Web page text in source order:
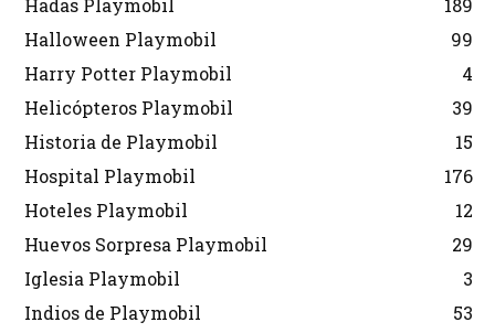
Halloween Playmobil
99
Harry Potter Playmobil
4
Helicópteros Playmobil
39
Historia de Playmobil
15
Hospital Playmobil
176
Hoteles Playmobil
12
Huevos Sorpresa Playmobil
29
Iglesia Playmobil
3
Indios de Playmobil
53